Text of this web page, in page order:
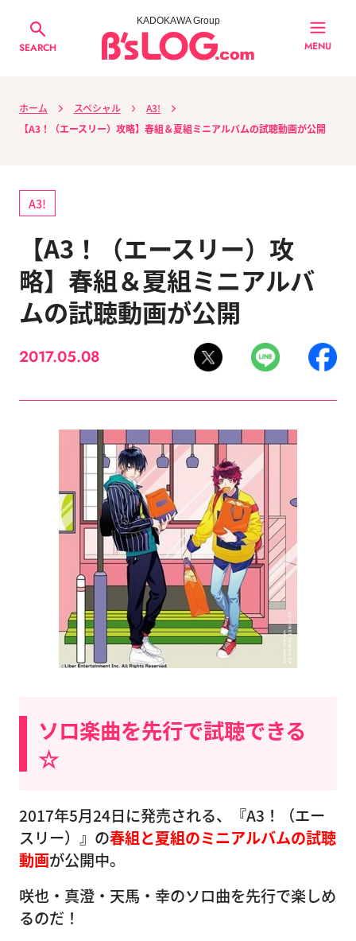
SEARCH
KADOKAWA Group
MENU
ホーム スペシャル
A3!
【A3！（エースリー）攻略】春組＆夏組ミニアルバムの試聴動画が公開
A3!
【A3！（エースリー）攻
略】春組＆夏組ミニアルバ
ムの試聴動画が公開
2017.05.08
ソロ楽曲を先行で試聴できる
☆
2017年5月24日に発売される、『A3！（エー
スリー）』の春組と夏組のミニアルバムの試聴
動画が公開中。
咲也・真澄・天馬・幸のソロ曲を先行で楽しめ
るのだ！